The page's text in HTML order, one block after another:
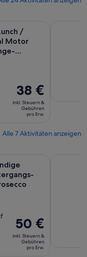
Erw.
/
Motor
Der
Preis
beträgt
38 €
Erw.
38 €
inkl. Steuern &
Gebühren
pro Erw.
Motor Cruise
Alle 7 Aktivitäten anzeigen
Der
Preis
beträgt
50 €
50 €
inkl. Steuern &
Gebühren
pro Erw.